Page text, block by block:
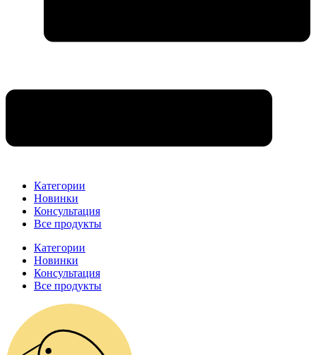
Категории
Новинки
Консультация
Все продукты
Категории
Новинки
Консультация
Все продукты